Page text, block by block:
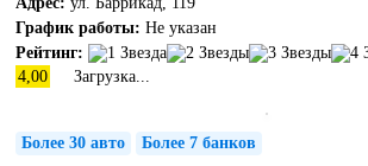
График работы: Не указан
Рейтинг:
4,00
Загрузка...
Более 30 авто Более 7 банков